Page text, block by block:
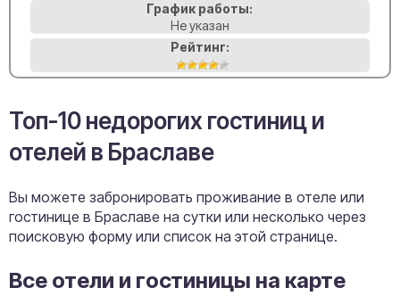
График работы:
Не указан
Рейтинг:
Топ-10 недорогих гостиниц и
отелей в Браславе
Вы можете забронировать проживание в отеле или
гостинице в Браславе на сутки или несколько через
поисковую форму или список на этой странице.
Все отели и гостиницы на карте